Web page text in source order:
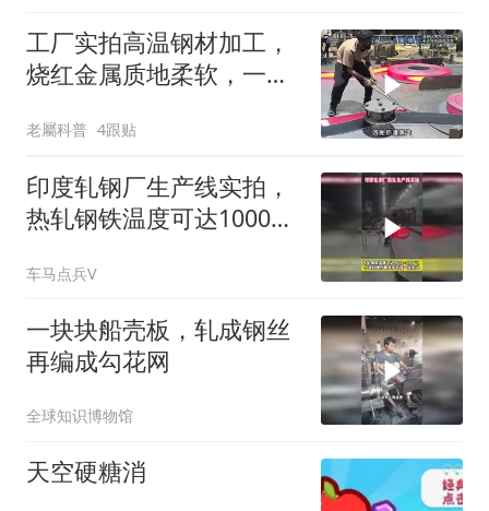
工厂实拍高温钢材加工，
烧红金属质地柔软，一圈
老屬科普 4跟贴
印度轧钢厂生产线实拍，
热轧钢铁温度可达1000度
车马点兵V
一块块船壳板，轧成钢丝
再编成勾花网
全球知识博物馆
天空硬糖消